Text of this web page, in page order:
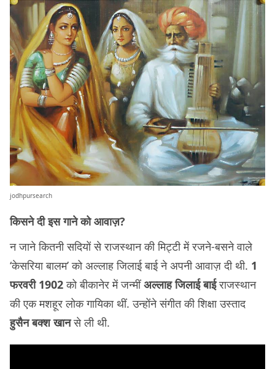
jodhpursearch
किसने दी इस गाने को आवाज़?
न जाने कितनी सदियों से राजस्थान की मिट्टी में रजने-बसने वाले
‘केसरिया बालम’ को अल्लाह जिलाई बाई ने अपनी आवाज़ दी थी. 1
फरवरी 1902को बीकानेर में जन्मींअल्लाह जिलाई बाईराजस्थान
की एक मशहूर लोक गायिका थीं. उन्होंने संगीत की शिक्षा उस्ताद
हुसैन बक्श खानसे ली थी.